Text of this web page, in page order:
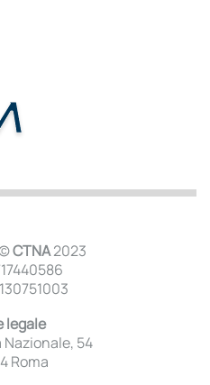
CTNA2023
legale
Nazionale, 54
Roma